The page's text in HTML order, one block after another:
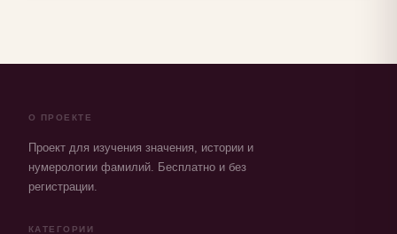
О ПРОЕКТЕ
Проект для изучения значения, истории и
нумерологии фамилий. Бесплатно и без
регистрации.
КАТЕГОРИИ